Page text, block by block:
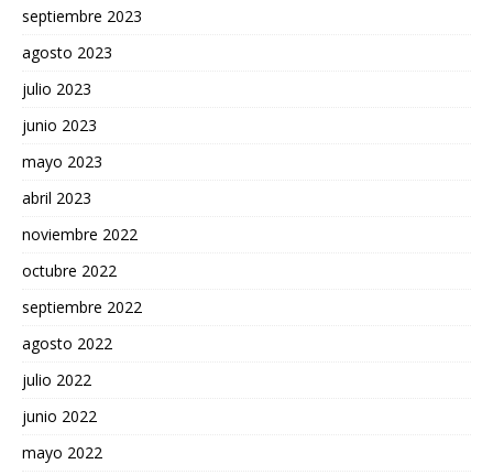
septiembre 2023
agosto 2023
julio 2023
junio 2023
mayo 2023
abril 2023
noviembre 2022
octubre 2022
septiembre 2022
agosto 2022
julio 2022
junio 2022
mayo 2022